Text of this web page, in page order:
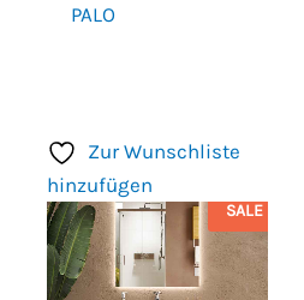
PALO
Zur Wunschliste
hinzufügen
SALE